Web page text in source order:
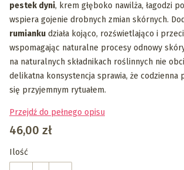
pestek dyni, krem głęboko nawilża, łagodzi
wspiera gojenie drobnych zmian skórnych.
rumianku działa kojąco, rozświetlająco i
wspomagając naturalne procesy odnowy
na naturalnych składnikach roślinnych nie
delikatna konsystencja sprawia, że codzienna
się przyjemnym rytuałem.
Przejdź do pełnego opisu
Cena
46,00 zł
Ilość